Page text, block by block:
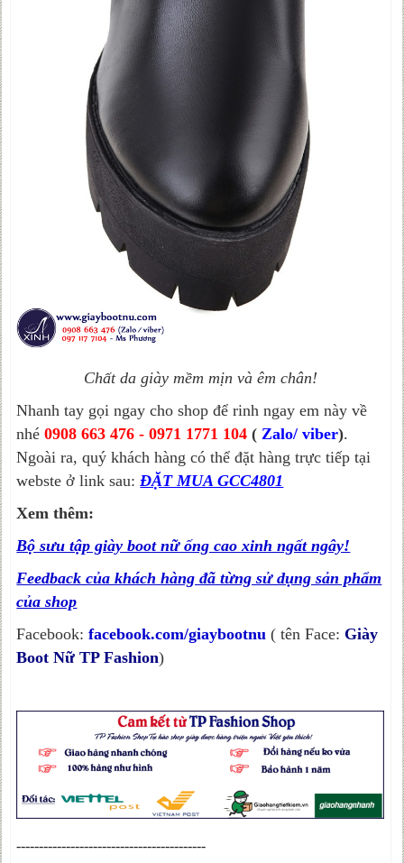
Chất da giày mềm mịn và êm chân!
Nhanh tay gọi ngay cho shop để rinh ngay em này về
nhé0908 663 476 - 0971 1771 104( Zalo/ viber).
Ngoài ra, quý khách hàng có thể đặt hàng trực tiếp tại
webste ở link sau:ĐẶT MUA GCC4801
Xem thêm:
Bộ sưu tập giày boot nữ ống cao xinh ngất ngây!
Feedback của khách hàng đã từng sử dụng sản phẩm
của shop
Facebook:facebook.com/giaybootnu ( tên Face: Giày
Boot Nữ TP Fashion)
------------------------------------------